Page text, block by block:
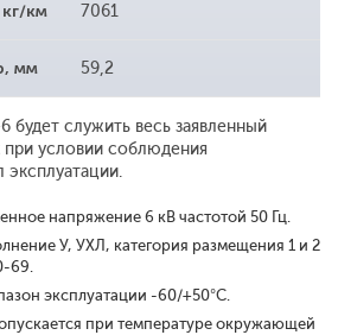
км 7061
мм 59,2
будет служить весь заявленный
условии соблюдения
эксплуатации.
напряжение 6 кВ частотой 50 Гц.
У, УХЛ, категория размещения 1 и 2
69.
эксплуатации -60/+50°С.
при температуре окружающей